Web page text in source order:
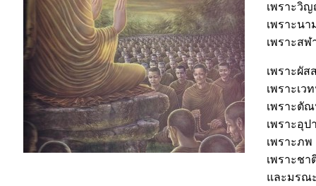
เพราะวิ
เพราะนา
เพราะสฬ
เพราะผัส
เพราะเว
เพราะตั
เพราะอุป
เพราะภพ
เพราะชา
และมรณ